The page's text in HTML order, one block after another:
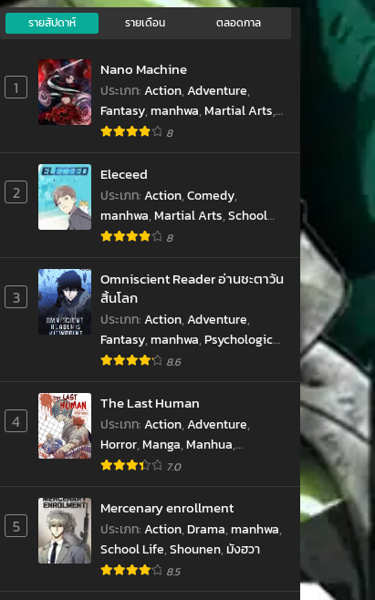
รายสัปดาห์ รายเดือน ตลอดกาล
1
Nano Machine
ประเภท:Action,Adventure,
Fantasy,manhwa,Martial Arts,
Sci-fi,Shounen
8
2
Eleceed
ประเภท:Action,Comedy,
manhwa,Martial Arts,School
Life,Shounen
8
3
Omniscient Reader อ่านชะตาวัน
สิ้นโลก
ประเภท:Action,Adventure,
Fantasy,manhwa,Psychological
Shounen,Supernatural
8.6
4
The Last Human
ประเภท:Action,Adventure,
Horror,Manga,Manhua,
Supernatural,
7.0
5
Mercenary enrollment
ประเภท:Action,Drama,manhwa,
School Life,Shounen,มังฮวา
8.5